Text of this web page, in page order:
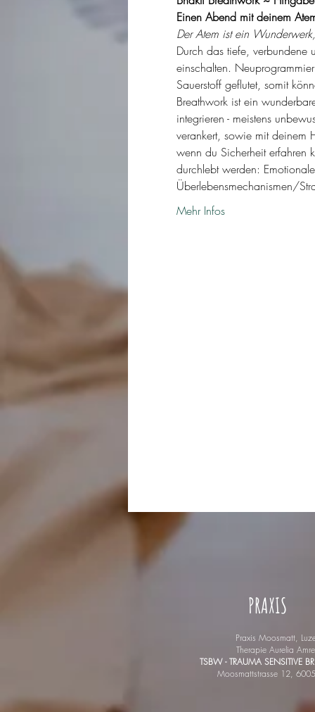
Einen Abend mit deinem
Der Atem ist ein
Durch das tiefe, verbundene
einschalten.
Sauerstoff geflutet, somit
Breathwork ist ein
integrieren - meistens
verankert, sowie mit deinem
wenn du Sicherheit erfahren
durchlebt werden:
Überlebensmechanismen/
Mehr Infos
PRAXIS
Praxis Moosmatt,
Therapie Aurelia
TSBW - TRAUMA SENSITIVE
Moosmattstrasse 12,